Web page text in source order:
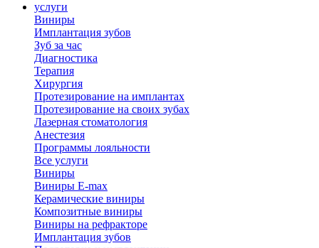
услуги
Виниры
Имплантация зубов
Зуб за час
Диагностика
Терапия
Хирургия
Протезирование на имплантах
Протезирование на своих зубах
Лазерная стоматология
Анестезия
Программы лояльности
Все услуги
Виниры
Виниры E-max
Керамические виниры
Композитные виниры
Виниры на рефракторе
Имплантация зубов